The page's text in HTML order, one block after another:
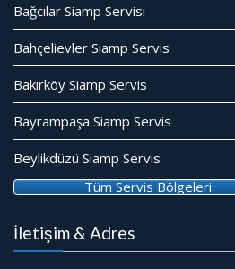
Bağcılar Siamp Servisi
Bahçelievler Siamp Servis
Bakırköy Siamp Servis
Bayrampaşa Siamp Servis
Beylikdüzü Siamp Servis
Tüm Servis Bölgeleri
İletişim & Adres